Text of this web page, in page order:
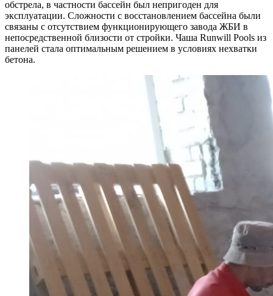
обстрела, в частности бассейн был непригоден для
эксплуатации. Сложности с восстановлением бассейна были
связаны с отсутствием функционирующего завода ЖБИ в
непосредственной близости от стройки. Чаша Runwill Pools из
панелей стала оптимальным решением в условиях нехватки
бетона.